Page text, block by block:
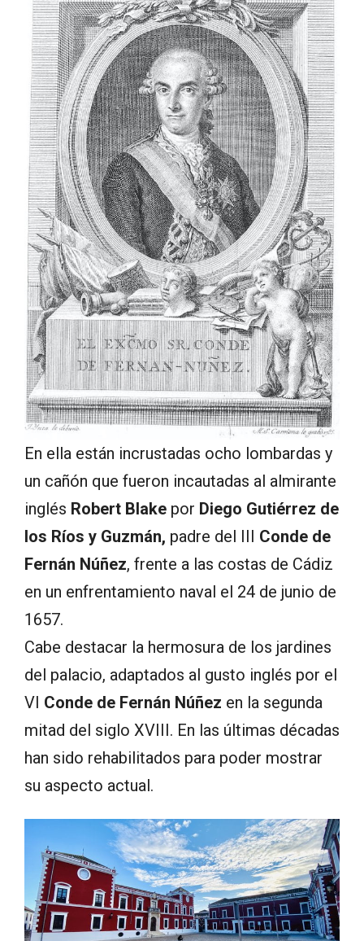
En ella están incrustadas ocho lombardas y
un cañón que fueron incautadas al almirante
inglés Robert Blake por Diego Gutiérrez de
los Ríos y Guzmán, padre del III Conde de
Fernán Núñez, frente a las costas de Cádiz
en un enfrentamiento naval el 24 de junio de
1657.
Cabe destacar la hermosura de los jardines
del palacio, adaptados al gusto inglés por el
VI Conde de Fernán Núñez en la segunda
mitad del siglo XVIII. En las últimas décadas
han sido rehabilitados para poder mostrar
su aspecto actual.